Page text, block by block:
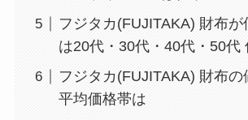
フジタカ(FUJITAKA) 財布が
は20代・30代・40代・50代
フジタカ(FUJITAKA) 財布の
平均価格帯は